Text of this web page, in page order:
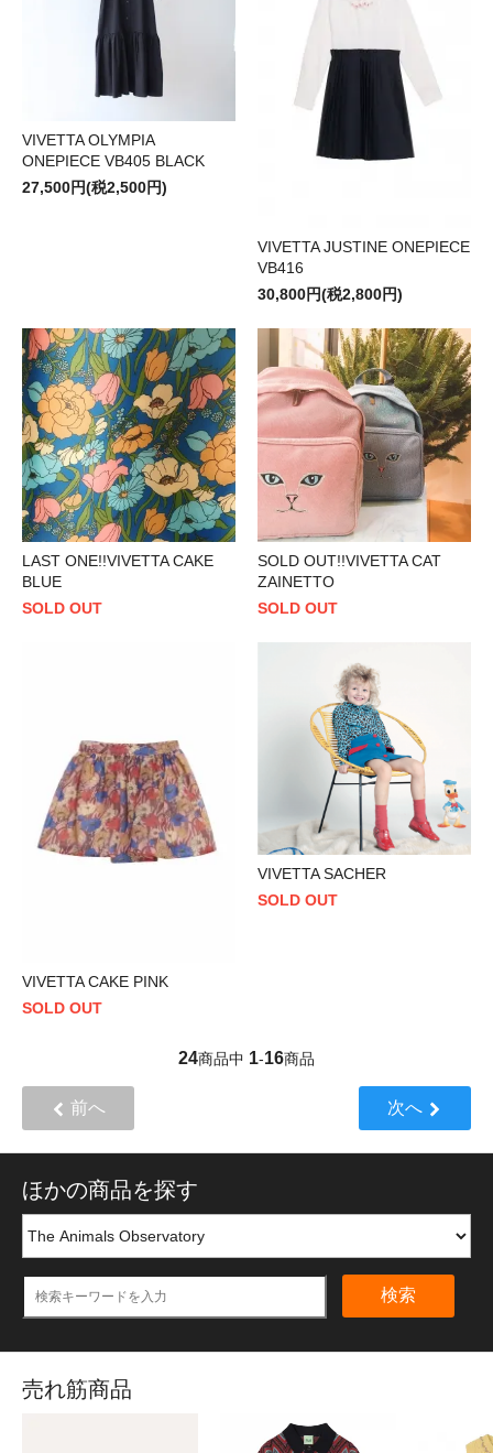
VIVETTA OLYMPIA
ONEPIECE VB405 BLACK
27,500円(税2,500円)
VIVETTA JUSTINE ONEPIECE
VB416
30,800円(税2,800円)
LAST ONE!!VIVETTA CAKE
BLUE
SOLD OUT
SOLD OUT!!VIVETTA CAT
ZAINETTO
SOLD OUT
VIVETTA CAKE PINK
SOLD OUT
VIVETTA SACHER
SOLD OUT
24商品中 1-16商品
前へ 次へ
ほかの商品を探す
検索
売れ筋商品